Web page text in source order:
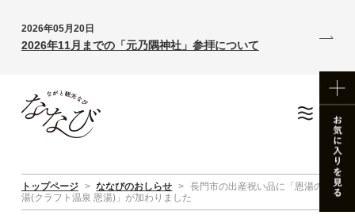
2026年05月20日
2026年11月までの「元乃隅神社」参拝について
トップページ > ななびのおしらせ > 長門市の出産祝い品に「恩湯の産
湯(クラフト温泉 恩湯)」が加わりました